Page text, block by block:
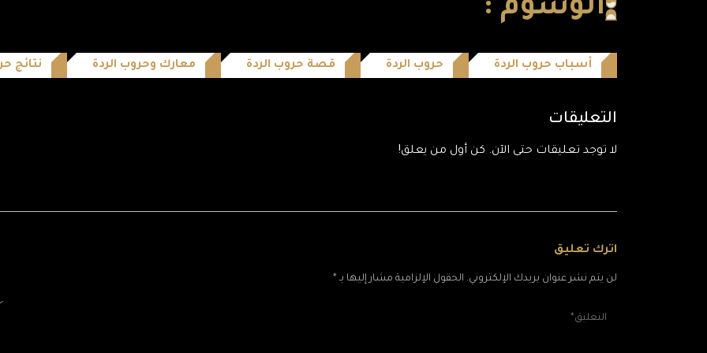
الوسوم :
أسباب حروب الردة حروب الردة قصة حروب الردة معارك وحروب الردة نتائج
التعليقات
لا توجد تعليقات حتى الآن. كن أول من يعلق!
اترك تعليق
لن يتم نشر عنوان بريدك الإلكتروني. الحقول الإلزامية مشار إليها بـ *